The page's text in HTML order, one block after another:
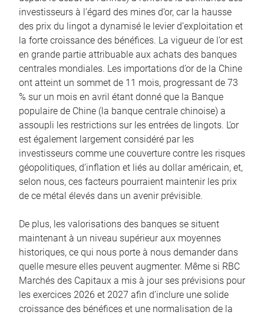
investisseurs à l’égard des mines d’or, car la hausse
des prix du lingot a dynamisé le levier d’exploitation et
la forte croissance des bénéfices. La vigueur de l’or est
en grande partie attribuable aux achats des banques
centrales mondiales. Les importations d’or de la Chine
ont atteint un sommet de 11 mois, progressant de 73
% sur un mois en avril étant donné que la Banque
populaire de Chine (la banque centrale chinoise) a
assoupli les restrictions sur les entrées de lingots. L’or
est également largement considéré par les
investisseurs comme une couverture contre les risques
géopolitiques, d’inflation et liés au dollar américain, et,
selon nous, ces facteurs pourraient maintenir les prix
de ce métal élevés dans un avenir prévisible.
De plus, les valorisations des banques se situent
maintenant à un niveau supérieur aux moyennes
historiques, ce qui nous porte à nous demander dans
quelle mesure elles peuvent augmenter. Même si RBC
Marchés des Capitaux a mis à jour ses prévisions pour
les exercices 2026 et 2027 afin d’inclure une solide
croissance des bénéfices et une normalisation de la